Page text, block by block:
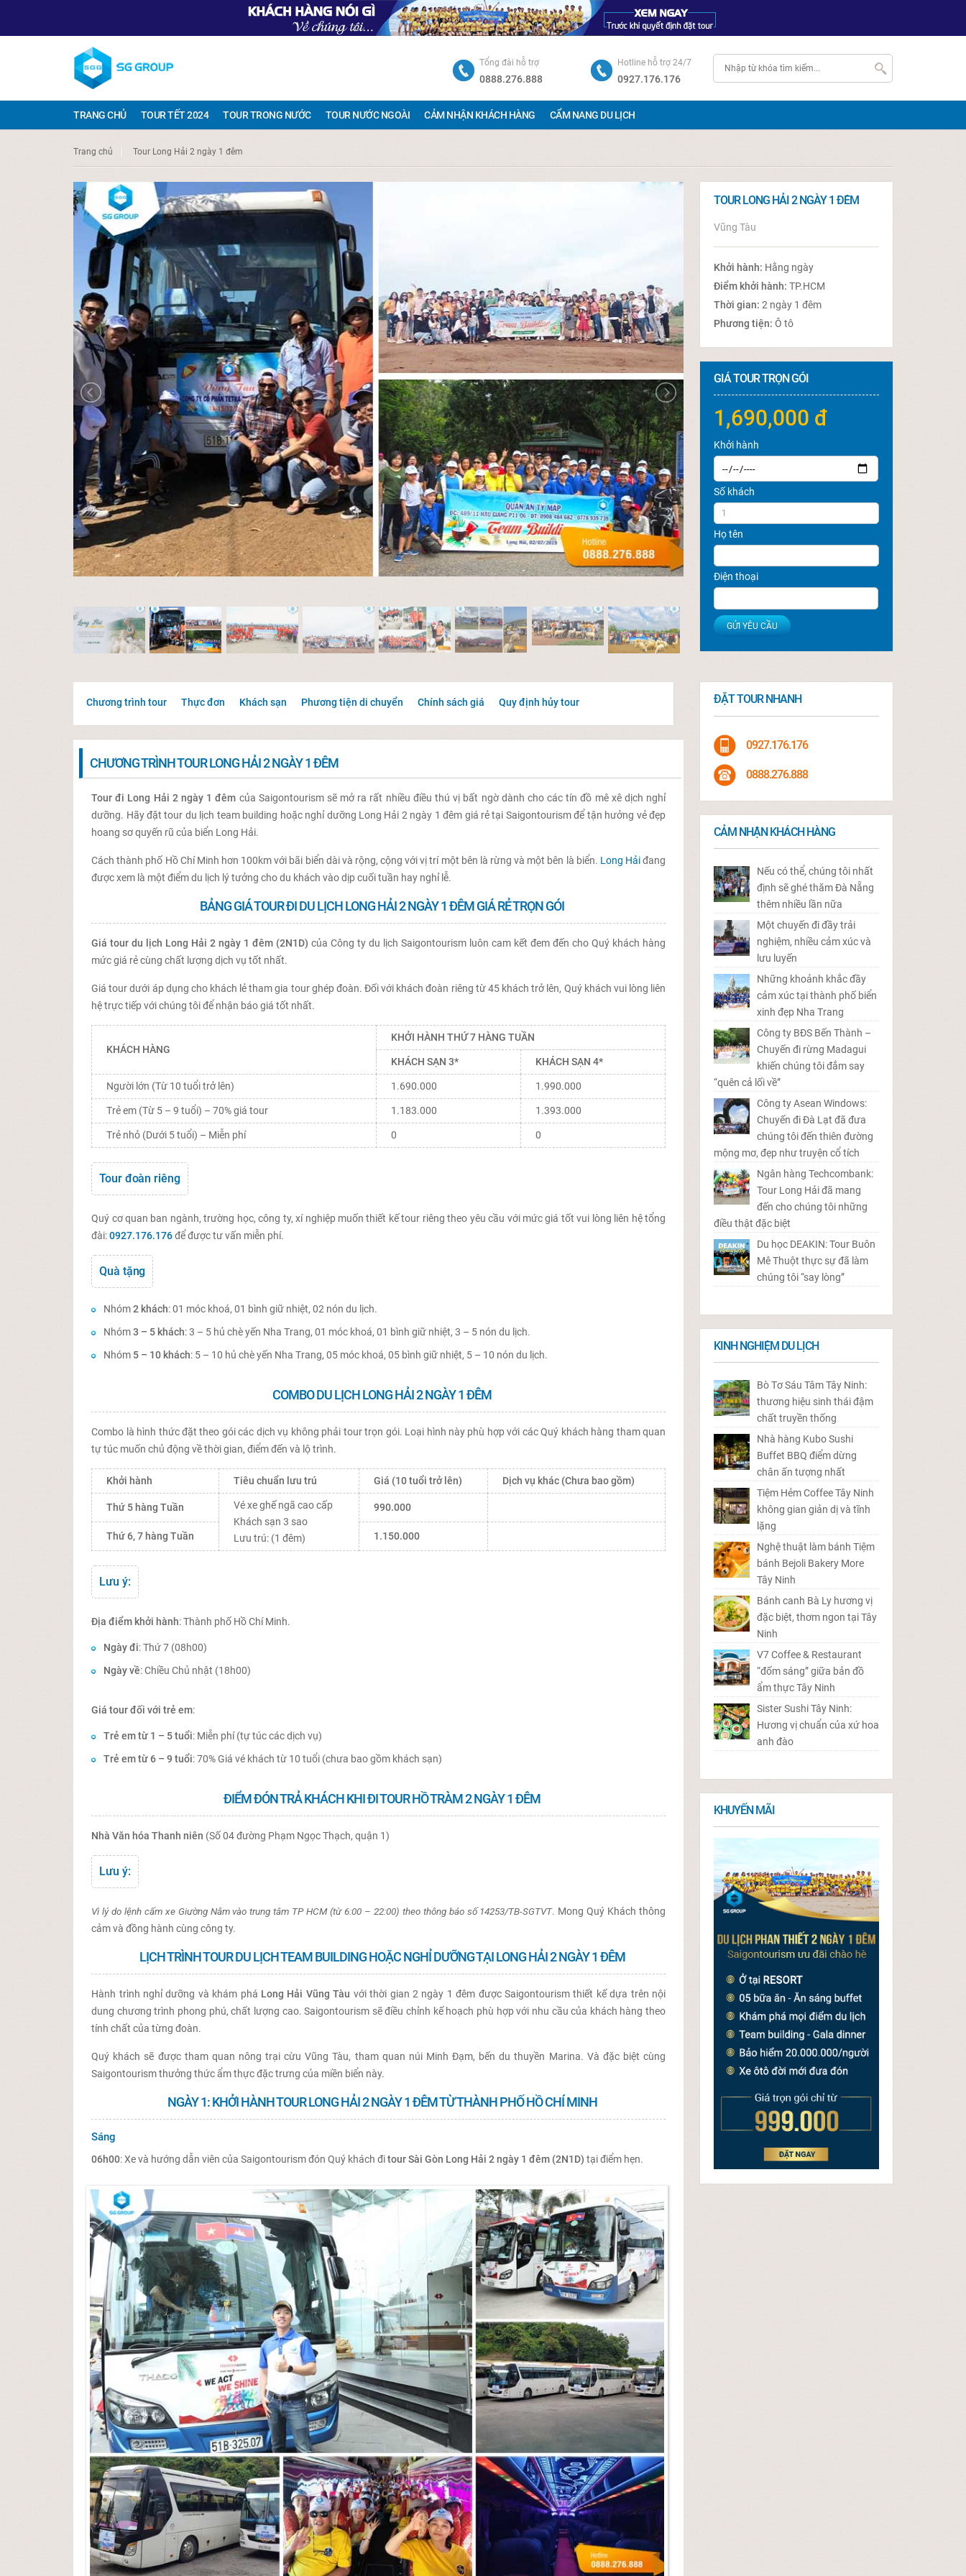
Hotline hỗ trợ 24/7
0927.176.176
Tổng đài hỗ trợ
0888.276.888
TRANG CHỦ TOUR TẾT 2024 TOUR TRONG NƯỚC TOUR NƯỚC NGOÀI CẢM NHẬN KHÁCH HÀNG CẨM NANG DU LỊCH
Trang chủ Tour Long Hải 2 ngày 1 đêm
TOUR LONG HẢI 2 NGÀY 1 ĐÊM
Vũng Tàu
Khởi hành: Hằng ngày
Điểm khởi hành: TP.HCM
Thời gian: 2 ngày 1 đêm
Phương tiện: Ô tô
GIÁ TOUR TRỌN GÓI
1,690,000 đ
Khởi hành
Số khách
Họ tên
Điện thoại
Chương trình tour Thực đơn Khách sạn Phương tiện di chuyển Chính sách giá Quy định hủy tour
CHƯƠNG TRÌNH TOUR LONG HẢI 2 NGÀY 1 ĐÊM
Tour đi Long Hải 2 ngày 1 đêm của Saigontourism sẽ mở ra rất nhiều điều thú vị bất ngờ dành cho các tín đồ mê xê dịch nghỉ
dưỡng. Hãy đặt tour du lịch team building hoặc nghỉ dưỡng Long Hải 2 ngày 1 đêm giá rẻ tại Saigontourism để tận hưởng vẻ đẹp
hoang sơ quyến rũ của biển Long Hải.
Cách thành phố Hồ Chí Minh hơn 100km với bãi biển dài và rộng, cộng với vị trí một bên là rừng và một bên là biển. Long Hảiđang
được xem là một điểm du lịch lý tưởng cho du khách vào dịp cuối tuần hay nghỉ lễ.
BẢNG GIÁ TOUR ĐI DU LỊCH LONG HẢI 2 NGÀY 1 ĐÊM GIÁ RẺ TRỌN GÓI
Giá tour du lịch Long Hải 2 ngày 1 đêm (2N1D) của Công ty du lịch Saigontourism luôn cam kết đem đến cho Quý khách hàng
mức giá rẻ cùng chất lượng dịch vụ tốt nhất.
Giá tour dưới áp dụng cho khách lẻ tham gia tour ghép đoàn. Đối với khách đoàn riêng từ 45 khách trở lên, Quý khách vui lòng liên
hệ trực tiếp với chúng tôi để nhận báo giá tốt nhất.
KHÁCH HÀNG
KHỞI HÀNH THỨ 7 HÀNG TUẦN
KHÁCH SẠN 3* KHÁCH SẠN 4*
Người lớn (Từ 10 tuổi trở lên) 1.690.000 1.990.000
Trẻ em (Từ 5 – 9 tuổi) – 70% giá tour 1.183.000 1.393.000
Trẻ nhỏ (Dưới 5 tuổi) – Miễn phí 0 0
Tour đoàn riêng
Quý cơ quan ban ngành, trường học, công ty, xí nghiệp muốn thiết kế tour riêng theo yêu cầu với mức giá tốt vui lòng liên hệ tổng
đài:0927.176.176để được tư vấn miễn phí.
Quà tặng
Nhóm2 khách: 01 móc khoá, 01 bình giữ nhiệt, 02 nón du lịch.
Nhóm3 – 5 khách: 3 – 5 hủ chè yến Nha Trang, 01 móc khoá, 01 bình giữ nhiệt, 3 – 5 nón du lịch.
Nhóm 5 – 10 khách: 5 – 10 hủ chè yến Nha Trang, 05 móc khoá, 05 bình giữ nhiệt, 5 – 10 nón du lịch.
COMBO DU LỊCH LONG HẢI2 NGÀY 1 ĐÊM
Combo là hình thức đặt theo gói các dịch vụ không phải tour trọn gói. Loại hình này phù hợp với các Quý khách hàng tham quan
tự túc muốn chủ động về thời gian, điểm đến và lộ trình.
Khởi hành Tiêu chuẩn lưu trú Giá (10 tuổi trở lên) Dịch vụ khác (Chưa bao gồm)
Thứ 5 hàng Tuần
Vé xe ghế ngã cao cấp
Khách sạn 3 sao
Lưu trú: (1 đêm)
990.000
Thứ 6, 7 hàng Tuần 1.150.000
Lưu ý:
Địa điểm khởi hành: Thành phố Hồ Chí Minh.
Ngày đi: Thứ 7 (08h00)
Ngày về: Chiều Chủ nhật (18h00)
Giá tour đối với trẻ em:
Trẻ em từ 1 – 5 tuổi: Miễn phí (tự túc các dịch vụ)
Trẻ em từ 6 – 9 tuổi: 70% Giá vé khách từ 10 tuổi (chưa bao gồm khách sạn)
ĐIỂM ĐÓN TRẢ KHÁCH KHI ĐI TOUR HỒ TRÀM 2 NGÀY 1 ĐÊM
Nhà Văn hóa Thanh niên (Số 04 đường Phạm Ngọc Thạch, quận 1)
Lưu ý:
Vì lý do lệnh cấm xe Giường Nằm vào trung tâm TP HCM (từ 6:00 – 22:00) theo thông báo số 14253/TB-SGTVT. Mong Quý Khách thông
cảm và đồng hành cùng công ty.
LỊCH TRÌNH TOUR DU LỊCH TEAM BUILDING HOẶC NGHỈ DƯỠNG TẠI LONG HẢI 2 NGÀY 1 ĐÊM
Hành trình nghỉ dưỡng và khám phá Long Hải Vũng Tàu với thời gian 2 ngày 1 đêm được Saigontourism thiết kế dựa trên nội
dung chương trình phong phú, chất lượng cao. Saigontourism sẽ điều chỉnh kế hoạch phù hợp với nhu cầu của khách hàng theo
tính chất của từng đoàn.
Quý khách sẽ được tham quan nông trại cừu Vũng Tàu, tham quan núi Minh Đạm, bến du thuyền Marina. Và đặc biệt cùng
Saigontourism thưởng thức ẩm thực đặc trưng của miền biển này.
NGÀY 1: KHỞI HÀNH TOUR LONG HẢI 2 NGÀY 1 ĐÊM TỪ THÀNH PHỐ HỒ CHÍ MINH
Sáng
06h00: Xe và hướng dẫn viên của Saigontourism đón Quý khách đitour Sài Gòn Long Hải 2 ngày 1 đêm (2N1D) tại điểm hẹn.
ĐẶT TOUR NHANH
0927.176.176
0888.276.888
CẢM NHẬN KHÁCH HÀNG
Nếu có thể, chúng tôi nhất
định sẽ ghé thăm Đà Nẵng
thêm nhiều lần nữa
Một chuyến đi đầy trải
nghiệm, nhiều cảm xúc và
lưu luyến
Những khoảnh khắc đầy
cảm xúc tại thành phố biển
xinh đẹp Nha Trang
Công ty BĐS Bến Thành –
Chuyến đi rừng Madagui
khiến chúng tôi đắm say
“quên cả lối về”
Công ty Asean Windows:
Chuyến đi Đà Lạt đã đưa
chúng tôi đến thiên đường
mộng mơ, đẹp như truyện cổ tích
Ngân hàng Techcombank:
Tour Long Hải đã mang
đến cho chúng tôi những
điều thật đặc biệt
Du học DEAKIN: Tour Buôn
Mê Thuột thực sự đã làm
chúng tôi “say lòng”
KINH NGHIỆM DU LỊCH
Bò Tơ Sáu Tâm Tây Ninh:
thương hiệu sinh thái đậm
chất truyền thống
Nhà hàng Kubo Sushi
Buffet BBQ điểm dừng
chân ấn tượng nhất
Tiệm Hẻm Coffee Tây Ninh
không gian giản dị và tĩnh
lặng
Nghệ thuật làm bánh Tiệm
bánh Bejoli Bakery More
Tây Ninh
Bánh canh Bà Ly hương vị
đặc biệt, thơm ngon tại Tây
Ninh
V7 Coffee & Restaurant
“đốm sáng” giữa bản đồ
ẩm thực Tây Ninh
Sister Sushi Tây Ninh:
Hương vị chuẩn của xứ hoa
anh đào
KHUYẾN MÃI